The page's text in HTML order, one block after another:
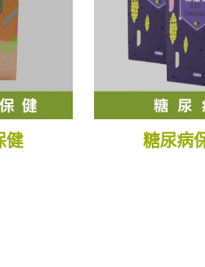
健 糖尿病